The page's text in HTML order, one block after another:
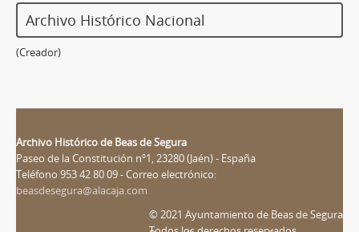
Archivo Histórico Nacional
(Creador)
Archivo Histórico de Beas de Segura
Paseo de la Constitución nº1, 23280 (Jaén) - España
Teléfono 953 42 80 09 - Correo electrónico:
beasdesegura@alacaja.com
© 2021 Ayuntamiento de Beas de Segura